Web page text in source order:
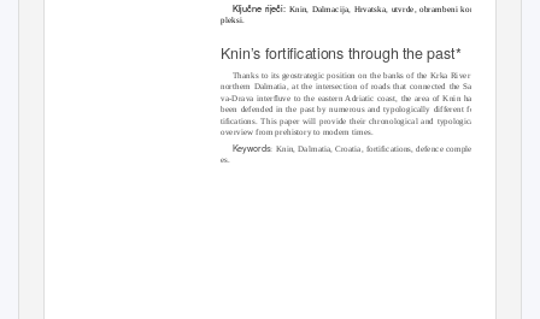
Ključne riječi: Knin, Dalmacija, Hrvatska, utvrde, obrambeni kom-
pleksi.
Knin’s fortiﬁcations through the past*
Thanks to its geostrategic position on the banks of the Krka River in
northern Dalmatia, at the intersection of roads that connected the Sa-
va-Drava interﬂuve to the eastern Adriatic coast, the area of Knin has
been defended in the past by numerous and typologically different for-
tiﬁcations. This paper will provide their chronological and typological
overview from prehistory to modern times.
Keywords: Knin, Dalmatia, Croatia, fortiﬁcations, defence complex-
es.